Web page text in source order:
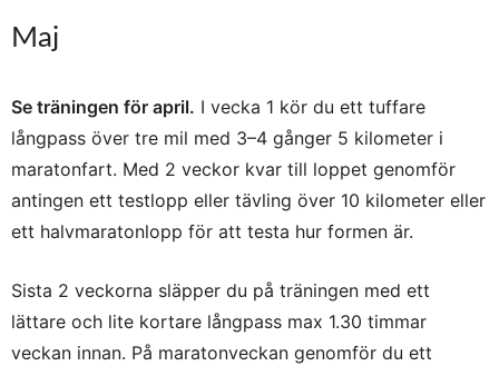
Maj
Se träningen för april. I vecka 1 kör du ett tuffare
långpass över tre mil med 3–4 gånger 5 kilometer i
maratonfart. Med 2 veckor kvar till loppet genomför
antingen ett testlopp eller tävling över 10 kilometer eller
ett halvmaratonlopp för att testa hur formen är.
Sista 2 veckorna släpper du på träningen med ett
lättare och lite kortare långpass max 1.30 timmar
veckan innan. På maratonveckan genomför du ett